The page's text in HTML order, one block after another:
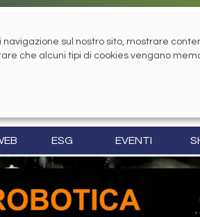
ESG EVENTI
sul nostro sito, mostrare
che alcuni tipi di cookies vengano